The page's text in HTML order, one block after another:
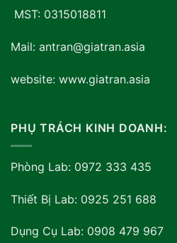
MST: 0315018811
Mail: antran@giatran.asia
website: www.giatran.asia
PHỤ TRÁCH KINH DOANH:
Phòng Lab: 0972 333 435
Thiết Bị Lab: 0925 251 688
Dụng Cụ Lab: 0908 479 967